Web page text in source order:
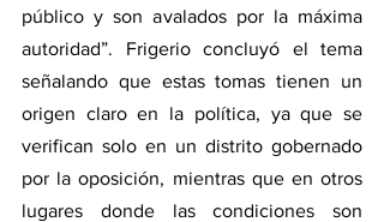
público y son avalados por la máxima
autoridad”. Frigerio concluyó el tema
señalando que estas tomas tienen un
origen claro en la política, ya que se
verifican solo en un distrito gobernado
por la oposición, mientras que en otros
lugares donde las condiciones son